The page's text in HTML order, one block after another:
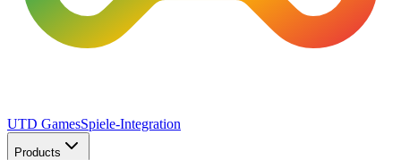
UTD GamesSpiele-Integration
Products